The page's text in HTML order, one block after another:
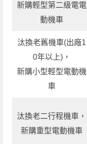
新購輕型第二級電電
動機車
汰換老舊機車(出廠1
0年以上)，
新購小型輕型電動機
車
汰換老二行程機車，
新購重型電動機車